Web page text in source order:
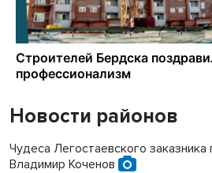
Новости районов
Чудеса Легостаевского заказника
Владимир Коченов